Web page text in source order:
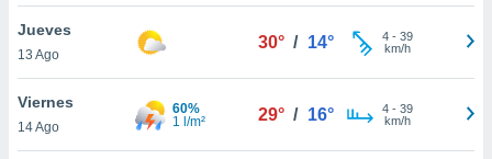
cookies
aceptar
Jueves
13 Ago
30° / 14° 4- 39
km/h
Viernes
14 Ago
60%
1 l/m²
29° / 16° 4- 39
km/h